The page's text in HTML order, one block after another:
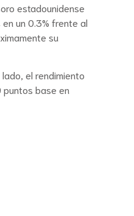
estadounidense
un 0.3% frente al
su
el rendimiento
puntos base en